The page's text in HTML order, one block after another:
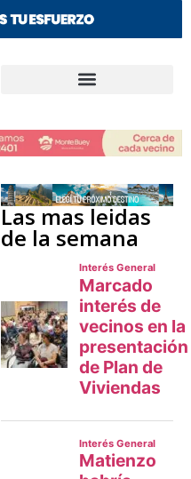
Las mas leidas
de la semana